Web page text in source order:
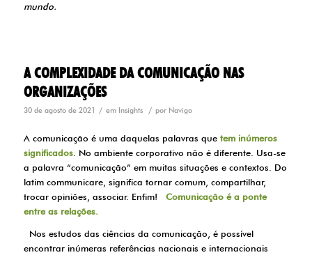
mundo.
A COMPLEXIDADE DA COMUNICAÇÃO NAS
ORGANIZAÇÕES
30 de agosto de 2021 / em Insights / por Navigo
A comunicação é uma daquelas palavras que tem inúmeros
significados. No ambiente corporativo não é diferente. Usa-se
a palavra “comunicação” em muitas situações e contextos. Do
latim communicare, significa tornar comum, compartilhar,
trocar opiniões, associar. Enfim! Comunicação é a ponte
entre as relações.
Nos estudos das ciências da comunicação, é possível
encontrar inúmeras referências nacionais e internacionais